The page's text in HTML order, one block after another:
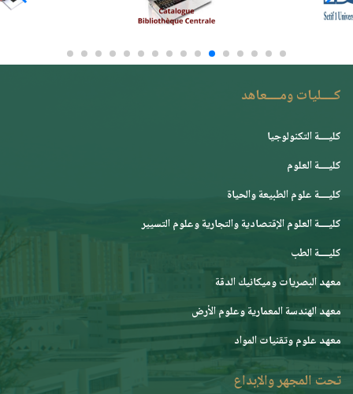
كــــليات ومــــعاهد
كليــــة التكنولوجيا
كليــــة العلوم
كليــــة علوم الطبيعة والحياة
كليــــة العلوم الإقتصادية والتجارية وعلوم التسيير
كليــــة الطب
معهد البصريات وميكانيك الدقة
معهد الهندسة المعمارية وعلوم الأرض
معهد علوم وتقنيات المواد
تحت المجهر والإبداع